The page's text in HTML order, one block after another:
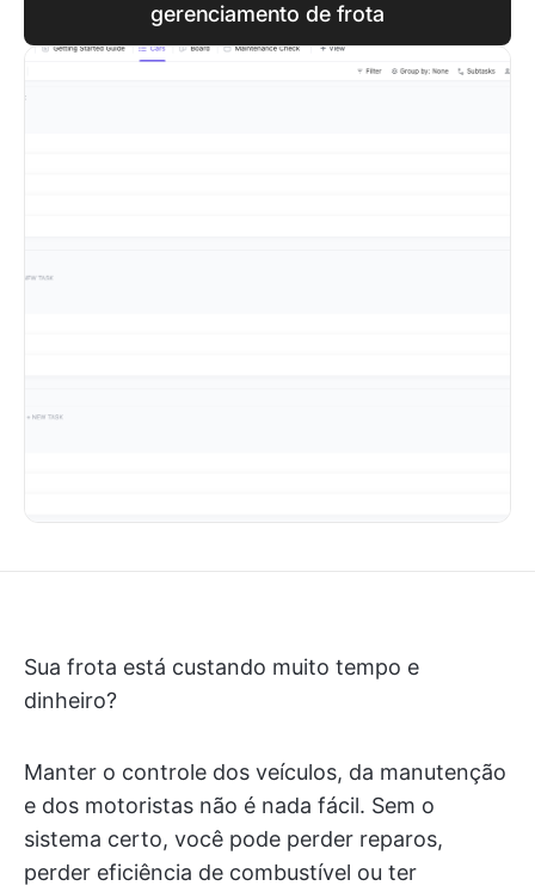
gerenciamento de frota
Sua frota está custando muito tempo e
dinheiro?
Manter o controle dos veículos, da manutenção
e dos motoristas não é nada fácil. Sem o
sistema certo, você pode perder reparos,
perder eficiência de combustível ou ter